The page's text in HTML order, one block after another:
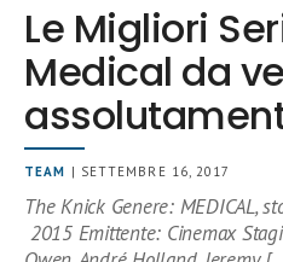
Le Migliori
Medical da
TEAM | SETTEMBRE 16, 2017
The Knick Genere: MEDICAL,
2015 Emittente: Cinemax